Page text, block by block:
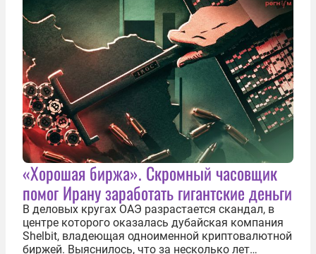
«Хорошая биржа». Скромный часовщик
помог Ирану заработать гигантские деньги
В деловых кругах ОАЭ разрастается скандал, в
центре которого оказалась дубайская компания
Shelbit, владеющая одноименной криптовалютной
биржей. Выяснилось, что за несколько лет